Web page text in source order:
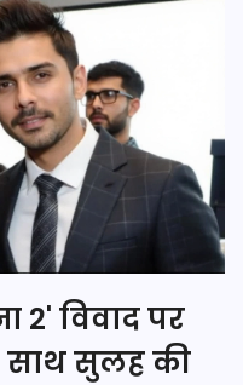
2' विवाद पर
साथ सुलह की